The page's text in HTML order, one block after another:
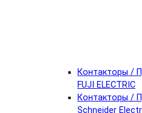
Контакторы /
FUJI ELECTRIC
Контакторы /
Schneider